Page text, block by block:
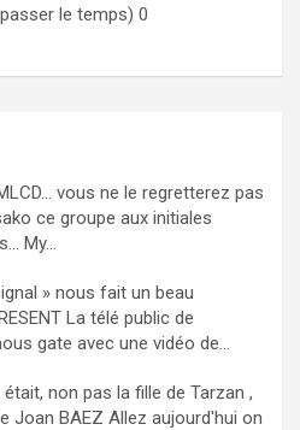
le temps) 0
vous ne le regretterez pas
ce groupe aux initiales
My...
» nous fait un beau
La télé public de
gate avec une vidéo de...
était, non pas la fille de Tarzan ,
Joan BAEZ Allez aujourd'hui on